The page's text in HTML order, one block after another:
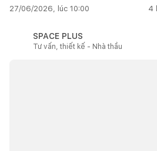
27/06/2026, lúc 10:00 4
SPACE PLUS
Tư vấn, thiết kế - Nhà thầu